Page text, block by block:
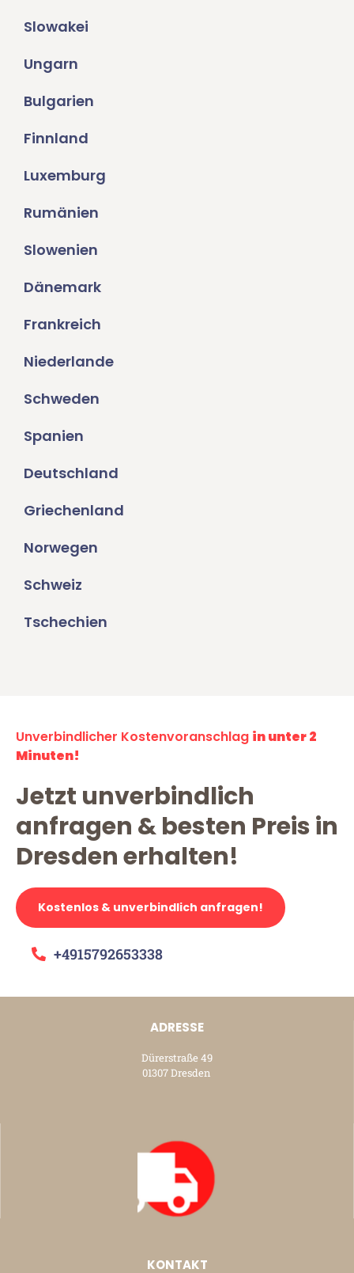
Slowakei
Ungarn
Bulgarien
Finnland
Luxemburg
Rumänien
Slowenien
Dänemark
Frankreich
Niederlande
Schweden
Spanien
Deutschland
Griechenland
Norwegen
Schweiz
Tschechien
Unverbindlicher Kostenvoranschlag in unter 2
Minuten!
Jetzt unverbindlich
anfragen & besten Preis in
Dresden erhalten!
Kostenlos & unverbindlich anfragen!
+4915792653338
ADRESSE
Dürerstraße 49
01307 Dresden
KONTAKT